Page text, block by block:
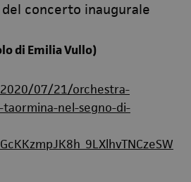
del concerto inaugurale
di Emilia Vullo)
07/21/orchestra-
taormina-nel-segno-di-